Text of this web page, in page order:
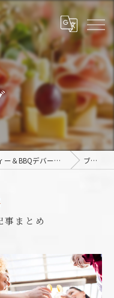
東京都渋谷で貸切なら渋谷貸切パーティー＆BBQデバージ - DeBarge ブログ
事まとめ